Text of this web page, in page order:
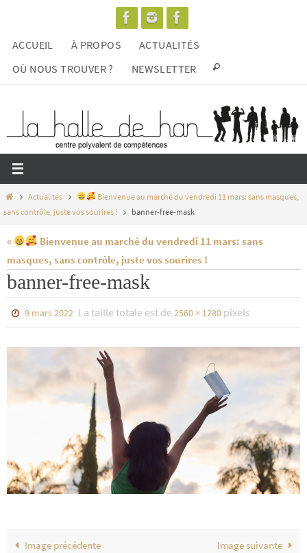
contenu
ACCUEIL À PROPOS
ACTUALITÉS
OÙ NOUS TROUVER ?
NEWSLETTER
HomeActualités
Bienvenue au marché du vendredi 11 mars: sans masques,
sans contrôle, juste vos sourires !
banner-free-mask
«
Bienvenue au marché du vendredi 11 mars: sans
masques, sans contrôle, juste vos sourires !
banner-free-mask
9 mars 2022 La taille totale est de2560 × 1280 pixels
Image précédente Image suivante